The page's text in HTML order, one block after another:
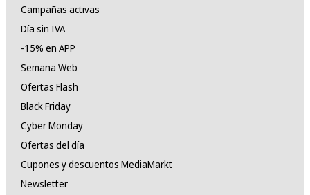
Campañas activas
Día sin IVA
-15% en APP
Semana Web
Ofertas Flash
Black Friday
Cyber Monday
Ofertas del día
Cupones y descuentos MediaMarkt
Newsletter